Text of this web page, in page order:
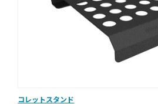
コレットスタンド